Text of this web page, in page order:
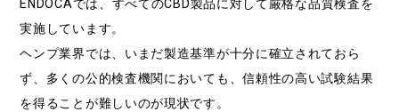
ENDOCAでは、すべてのCBD製品に対して厳格な品質検査を
実施しています。
ヘンプ業界では、いまだ製造基準が十分に確立されておら
ず、多くの公的検査機関においても、信頼性の高い試験結果
を得ることが難しいのが現状です。